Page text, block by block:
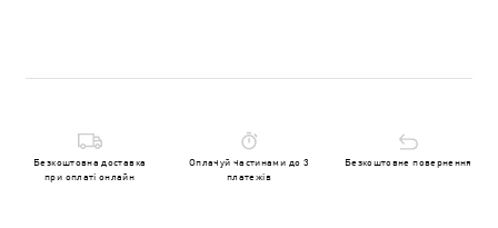
Безкоштовна доставка
при оплаті онлайн
Оплачуй частинами до 3
платежів
Безкоштовне повернення